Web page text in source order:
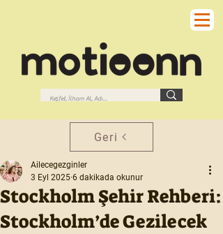
Geri
Stockholm Şehir Rehberi:
Stockholm’de Gezilecek
Ailecegezginler
3 Eyl 2025 6 dakikada okunur